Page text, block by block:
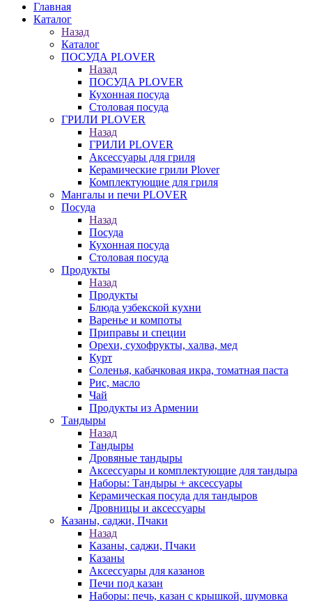
Главная
Каталог
Назад
Каталог
ПОСУДА PLOVER
Назад
ПОСУДА PLOVER
Кухонная посуда
Столовая посуда
ГРИЛИ PLOVER
Назад
ГРИЛИ PLOVER
Аксессуары для гриля
Керамические грили Plover
Комплектующие для гриля
Мангалы и печи PLOVER
Посуда
Назад
Посуда
Кухонная посуда
Столовая посуда
Продукты
Назад
Продукты
Блюда узбекской кухни
Варенье и компоты
Приправы и специи
Орехи, сухофрукты, халва, мед
Курт
Соленья, кабачковая икра, томатная паста
Рис, масло
Чай
Продукты из Армении
Тандыры
Назад
Тандыры
Дровяные тандыры
Аксессуары и комплектующие для тандыра
Наборы: Тандыры + аксессуары
Керамическая посуда для тандыров
Дровницы и аксессуары
Казаны, саджи, Пчаки
Назад
Казаны, саджи, Пчаки
Казаны
Аксессуары для казанов
Печи под казан
Наборы: печь, казан с крышкой, шумовка